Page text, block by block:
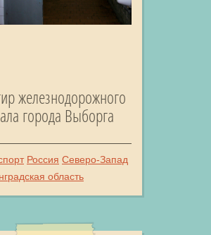
железнодорожного
города Выборга
Россия Северо-Запад
область